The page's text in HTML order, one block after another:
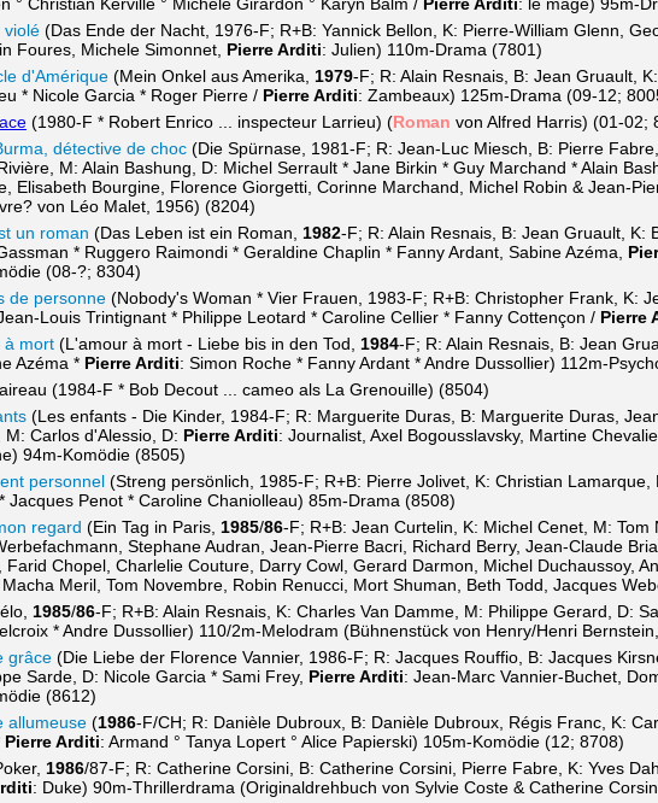
violé (Das Ende der Nacht, 1976-F; R+B: Yannick Bellon, K: Pierre-William Glenn,
Foures, Michele Simonnet, Pierre Arditi: Julien) 110m-Drama (7801)
d'Amérique (Mein Onkel aus Amerika, 1979-F; R: Alain Resnais, B: Jean Gruault,
* Nicole Garcia * Roger Pierre / Pierre Arditi: Zambeaux) 125m-Drama (09-12;
(1980-F * Robert Enrico ... inspecteur Larrieu) (Roman von Alfred Harris) (01-02;
détective de choc (Die Spürnase, 1981-F; R: Jean-Luc Miesch, B: Pierre
M: Alain Bashung, D: Michel Serrault * Jane Birkin * Guy Marchand * Alain
Elisabeth Bourgine, Florence Giorgetti, Corinne Marchand, Michel Robin & Jean-
von Léo Malet, 1956) (8204)
un roman (Das Leben ist ein Roman, 1982-F; R: Alain Resnais, B: Jean Gruault, K:
* Ruggero Raimondi * Geraldine Chaplin * Fanny Ardant, Sabine Azéma,
(08-?; 8304)
de personne (Nobody's Woman * Vier Frauen, 1983-F; R+B: Christopher Frank, K:
Louis Trintignant * Philippe Leotard * Caroline Cellier * Fanny Cottençon / Pierre
à mort (L'amour à mort - Liebe bis in den Tod, 1984-F; R: Alain Resnais, B: Jean
Azéma * Pierre Arditi: Simon Roche * Fanny Ardant * Andre Dussollier) 112m-
(1984-F * Bob Decout ... cameo als La Grenouille) (8504)
(Les enfants - Die Kinder, 1984-F; R: Marguerite Duras, B: Marguerite Duras,
M: Carlos d'Alessio, D: Pierre Arditi: Journalist, Axel Bogousslavsky, Martine
94m-Komödie (8505)
personnel (Streng persönlich, 1985-F; R+B: Pierre Jolivet, K: Christian Lamarque,
Jacques Penot * Caroline Chaniolleau) 85m-Drama (8508)
regard (Ein Tag in Paris, 1985/86-F; R+B: Jean Curtelin, K: Michel Cenet, M:
Stephane Audran, Jean-Pierre Bacri, Richard Berry, Jean-Claude
Farid Chopel, Charlelie Couture, Darry Cowl, Gerard Darmon, Michel Duchaussoy,
Meril, Tom Novembre, Robin Renucci, Mort Shuman, Beth Todd, Jacques
1985/86-F; R+B: Alain Resnais, K: Charles Van Damme, M: Philippe Gerard, D:
* Andre Dussollier) 110/2m-Melodram (Bühnenstück von Henry/Henri
grâce (Die Liebe der Florence Vannier, 1986-F; R: Jacques Rouffio, B: Jacques
Sarde, D: Nicole Garcia * Sami Frey, Pierre Arditi: Jean-Marc Vannier-Buchet,
(8612)
allumeuse (1986-F/CH; R: Danièle Dubroux, B: Danièle Dubroux, Régis Franc, K:
Pierre Arditi: Armand ° Tanya Lopert ° Alice Papierski) 105m-Komödie (12; 8708)
1986/87-F; R: Catherine Corsini, B: Catherine Corsini, Pierre Fabre, K: Yves
: Duke) 90m-Thrillerdrama (Originaldrehbuch von Sylvie Coste & Catherine